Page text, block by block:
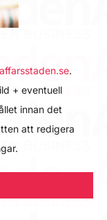
.
+ eventuell
innan det
att redigera